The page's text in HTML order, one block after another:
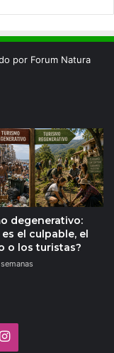
por Forum Natura
degenerativo:
el culpable, el
o los turistas?
Instagram